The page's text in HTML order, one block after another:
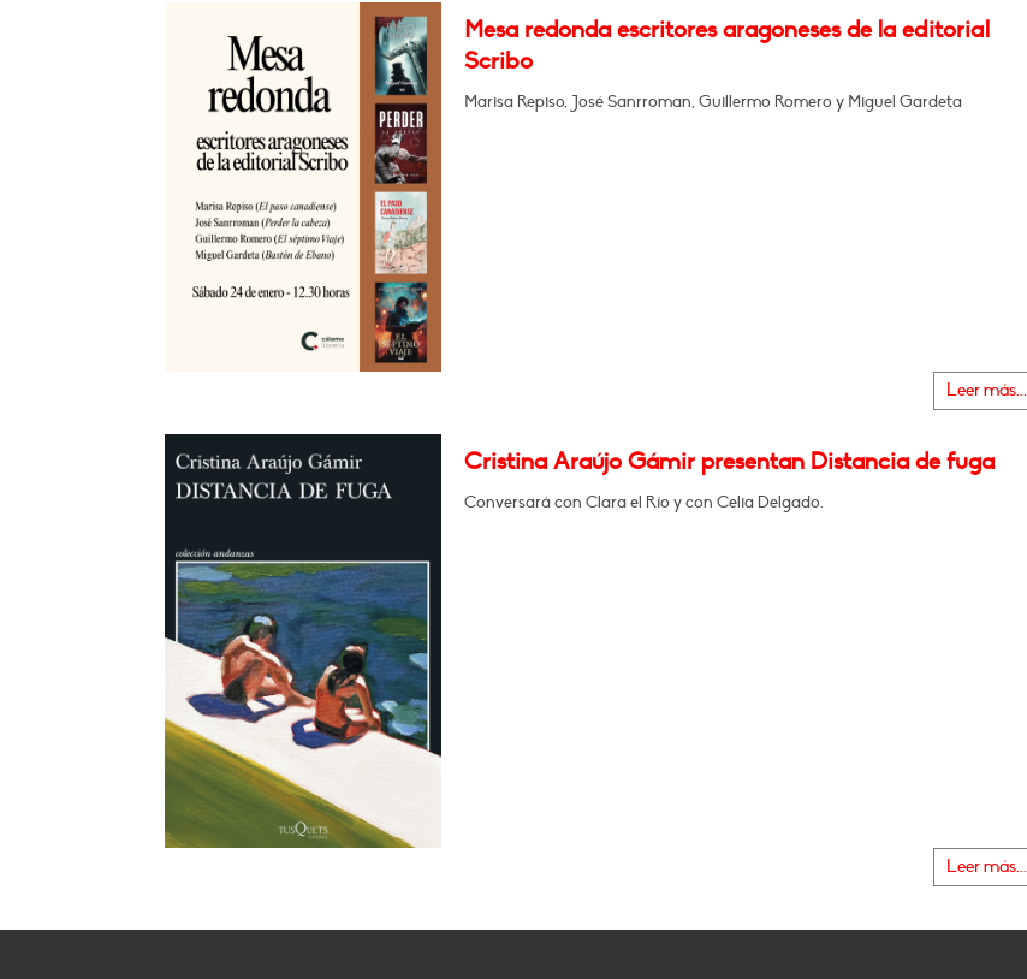
Mesa redonda escritores aragoneses de la editorial
Scribo
Marisa Repiso, José Sanrroman, Guillermo Romero y Miguel Gardeta
Leer más...
Cristina Araújo Gámir presentan Distancia de fuga
Conversará con Clara el Río y con Celia Delgado.
Leer más...